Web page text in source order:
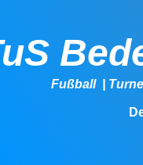
Fußball |